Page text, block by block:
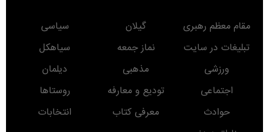
مقام معظم رهبری گیلان
سیاسی
تبلیغات در سایت
نماز جمعه
سیاهکل
ورزشی
مذهبی
دیلمان
اجتماعی
تودیع و معارفه
روستاها
حوادث
معرفی کتاب
انتخابات